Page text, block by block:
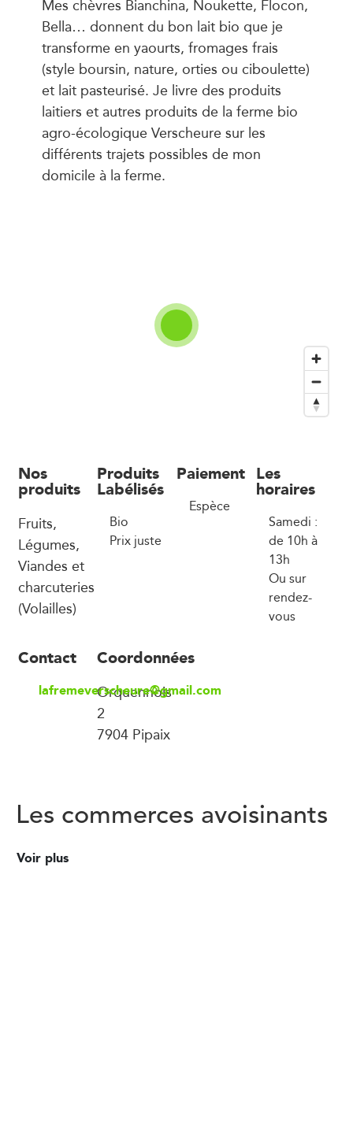
Mes chèvres Bianchina, Noukette, Flocon,
Bella… donnent du bon lait bio que je
transforme en yaourts, fromages frais
(style boursin, nature, orties ou ciboulette)
et lait pasteurisé. Je livre des produits
laitiers et autres produits de la ferme bio
agro-écologique Verscheure sur les
différents trajets possibles de mon
domicile à la ferme.
Nos
produits
Fruits,
Légumes,
Viandes et
charcuteries
(Volailles)
Produits
Labélisés
Bio
Prix juste
Paiement
Espèce
Les
horaires
Samedi :
de 10h à
13h
Ou sur
rendez-
vous
Contact
lafremeverscheure@gmail.com
Coordonnées
Orquennois
2
7904 Pipaix
Les commerces avoisinants
Voir plus